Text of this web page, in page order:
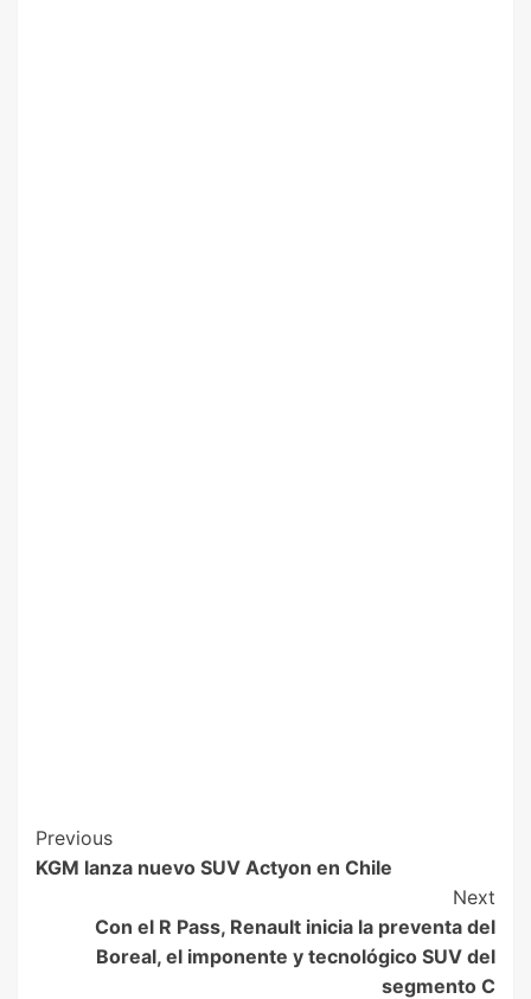
Previous
KGM lanza nuevo SUV Actyon en Chile
Next
Con el R Pass, Renault inicia la preventa del
Boreal, el imponente y tecnológico SUV del
segmento C